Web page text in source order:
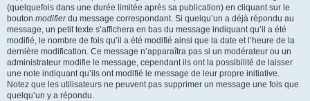
(quelquefois dans une durée limitée après sa publication) en cliquant sur le
bouton modifierdu message correspondant. Si quelqu’un a déjà répondu au
message, un petit texte s’affichera en bas du message indiquant qu’il a été
modifié, le nombre de fois qu’il a été modifié ainsi que la date et l’heure de la
dernière modification. Ce message n’apparaîtra pas si un modérateur ou un
administrateur modifie le message, cependant ils ont la possibilité de laisser
une note indiquant qu’ils ont modifié le message de leur propre initiative.
Notez que les utilisateurs ne peuvent pas supprimer un message une fois que
quelqu’un y a répondu.